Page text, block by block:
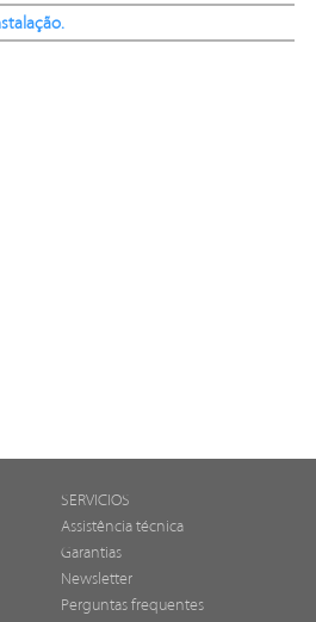
SERVICIOS
Assistência técnica
Garantias
Newsletter
Perguntas frequentes